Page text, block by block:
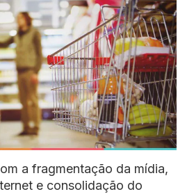
a fragmentação da mídia,
e consolidação do